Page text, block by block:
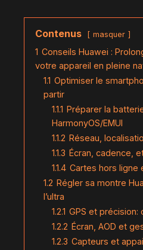
Contenus masquer
1 Conseils Huawei :
votre appareil en pleine
1.1 Optimiser le
partir
1.1.1 Préparer la
HarmonyOS/EMUI
1.1.2 Réseau,
1.1.3 Écran, cadence,
1.1.4 Cartes hors ligne
1.2 Régler sa montre
l’ultra
1.2.1 GPS et précision:
1.2.2 Écran, AOD et
1.2.3 Capteurs et